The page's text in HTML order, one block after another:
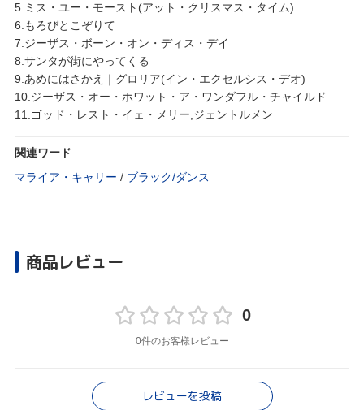
5.ミス・ユー・モースト(アット・クリスマス・タイム)
6.もろびとこぞりて
7.ジーザス・ボーン・オン・ディス・デイ
8.サンタが街にやってくる
9.あめにはさかえ｜グロリア(イン・エクセルシス・デオ)
10.ジーザス・オー・ホワット・ア・ワンダフル・チャイルド
11.ゴッド・レスト・イェ・メリー,ジェントルメン
関連ワード
マライア・キャリー / ブラック/ダンス
商品レビュー
0
0件のお客様レビュー
レビューを投稿